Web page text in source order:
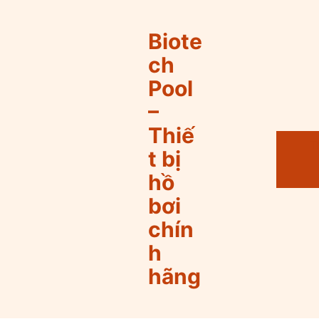
Biote
ch
Pool
–
Thiế
t bị
hồ
bơi
chín
h
hãng